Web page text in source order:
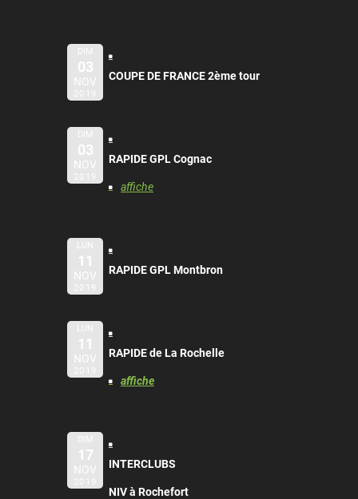
DIM
03
NOV
2019
COUPE DE FRANCE 2ème tour
DIM
03
NOV
2019
RAPIDE GPL Cognac
affiche
LUN
11
NOV
2019
RAPIDE GPL Montbron
LUN
11
NOV
2019
RAPIDE de La Rochelle
affiche
DIM
17
NOV
2019
INTERCLUBS
NIV à Rochefort